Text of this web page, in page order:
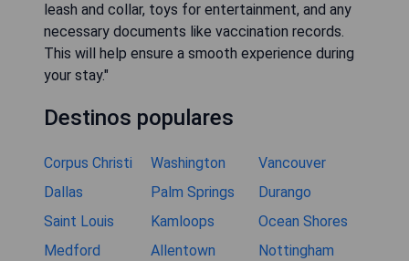
leash and collar, toys for entertainment, and any
necessary documents like vaccination records.
This will help ensure a smooth experience during
your stay."
Destinos populares
Corpus Christi Washington
Vancouver
Dallas
Palm Springs
Durango
Saint Louis
Kamloops
Ocean Shores
Medford
Allentown
Nottingham